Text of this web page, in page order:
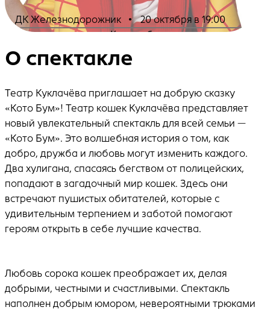
ДК Железнодорожник • 20 октября в 19:00
Купить билеты
О спектакле
Театр Куклачёва приглашает на добрую сказку
«Кото Бум»! Театр кошек Куклачёва представляет
новый увлекательный спектакль для всей семьи —
«Кото Бум». Это волшебная история о том, как
добро, дружба и любовь могут изменить каждого.
Два хулигана, спасаясь бегством от полицейских,
попадают в загадочный мир кошек. Здесь они
встречают пушистых обитателей, которые с
удивительным терпением и заботой помогают
героям открыть в себе лучшие качества.
Любовь сорока кошек преображает их, делая
добрыми, честными и счастливыми. Спектакль
наполнен добрым юмором, невероятными трюками